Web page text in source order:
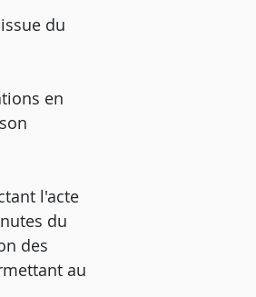
du
en
l'acte
du
des
au